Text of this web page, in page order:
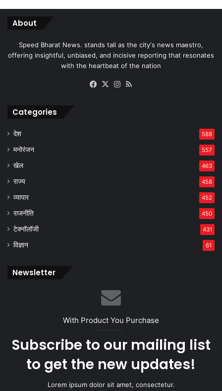
About
Speed Bharat News. stands tall as the city's news maestro,
offering insightful, unbiased, and incisive reporting that resonates
with the heartbeat of the nation
Facebook
X Instagram
Categories
देश 588
मनोरंजन 557
खेल 463
राज्य 458
व्यापार 452
राजनीति 450
टेक्नॉलॉजी 431
विज्ञान 61
Newsletter
With Product You Purchase
Subscribe to our mailing list
to get the new updates!
Lorem ipsum dolor sit amet, consectetur.